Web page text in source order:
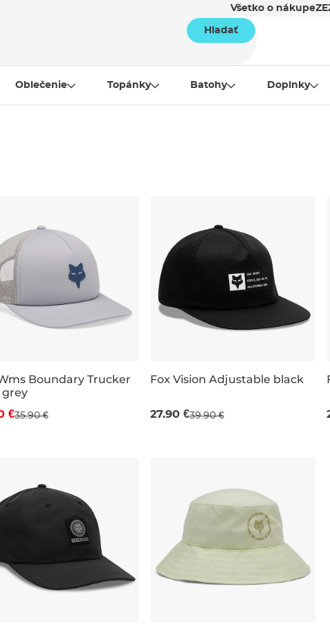
Všetko o nákupe
Hladať
Oblečenie Topánky Batohy Doplnky
Boundary Trucker
€35.90 €
Fox Vision Adjustable black
27.90 €39.90 €